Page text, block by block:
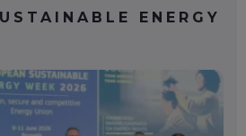
ENERGY